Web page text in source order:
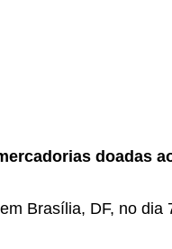
doadas
Brasília, DF, no